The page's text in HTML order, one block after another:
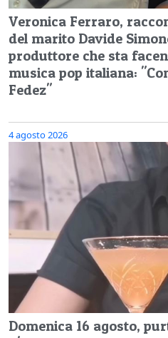
Veronica Ferraro,
del marito Davide
produttore che sta
musica pop italiana:
Fedez"
4 agosto 2026
Domenica 16 agosto,